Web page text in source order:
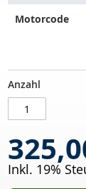
Motorcode
Katalysator
VW
Bora
20v
Turbo
(1J2)
AUF
LAGER
Anzahl
Inkl. 19%